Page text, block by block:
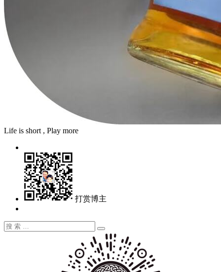
Life is short , Play more
打赏博主
搜
搜
索